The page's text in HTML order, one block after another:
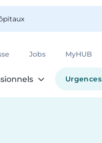
Jobs MyHUB
Urgences